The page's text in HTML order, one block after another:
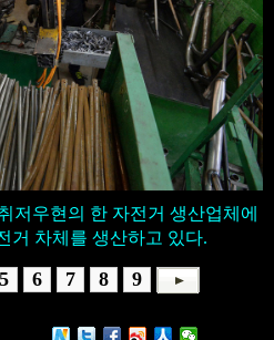
저우현의 한 자전거 생산업체에
거 차체를 생산하고 있다.
5 6 7 8 9